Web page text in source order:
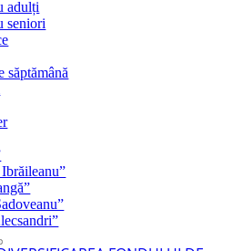
adulți
seniori
săptămână